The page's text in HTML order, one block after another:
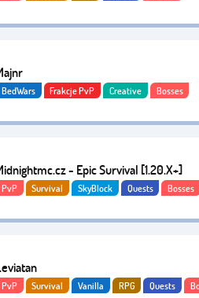
BedWars Frakcje PvP Creative
Bosses
- Epic Survival [1.20.X+]
PvP Survival SkyBlock Quests Bosses
PvP Survival Vanilla RPG Quests